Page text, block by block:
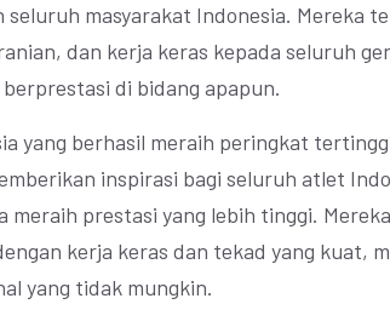
masyarakat Indonesia. Mereka
dan kerja keras kepada seluruh
di bidang apapun.
yang berhasil meraih peringkat
inspirasi bagi seluruh atlet
meraih prestasi yang lebih tinggi.
kerja keras dan tekad yang kuat,
yang tidak mungkin.